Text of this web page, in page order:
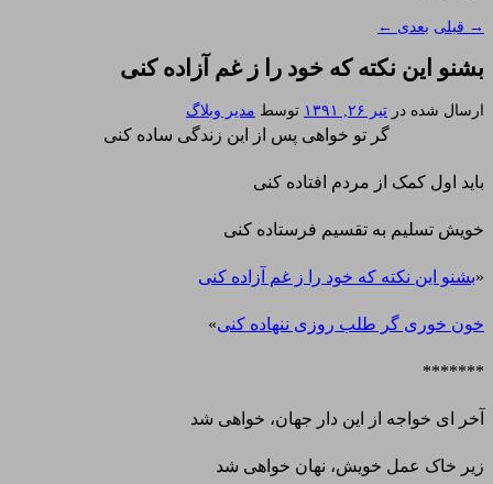
→ قبلی بعدی ←
بشنو این نکته که خود را ز غم آزاده کنی
ارسال شده در تیر ۲۶, ۱۳۹۱ توسط مدیر وبلاگ
گر تو خواهی پس از این زندگی ساده کنی
باید اول کمک از مردم افتاده کنی
خویش تسلیم به تقسیم فرستاده کنی
«بشنو این نکته که خود را ز غم آزاده کنی
خون خوری گر طلب روزی ننهاده کنی»
*******
آخر ای خواجه از این دار جهان، خواهی شد
زیر خاک عمل خویش، نهان خواهی شد